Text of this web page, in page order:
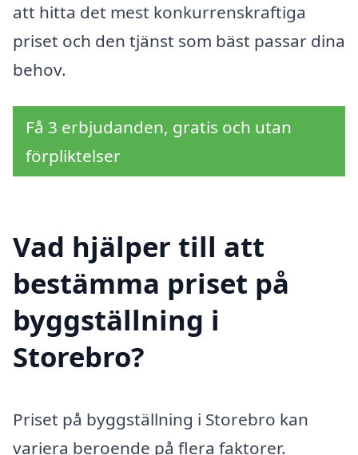
att hitta det mest konkurrenskraftiga
priset och den tjänst som bäst passar dina
behov.
Få 3 erbjudanden, gratis och utan
förpliktelser
Vad hjälper till att
bestämma priset på
byggställning i
Storebro?
Priset på byggställning i Storebro kan
variera beroende på flera faktorer.